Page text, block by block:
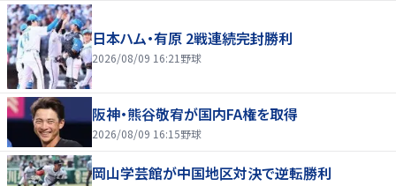
日本ハム・有原 2戦連続完封勝利
2026/08/09 16:21 野球
阪神・熊谷敬宥が国内FA権を取得
2026/08/09 16:15野球
岡山学芸館が中国地区対決で逆転勝利